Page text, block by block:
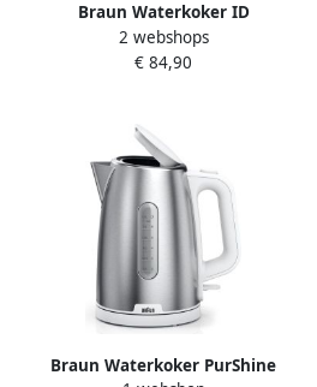
Braun Waterkoker ID
Collection WK 5115 WH 1 7 l
2 webshops
€ 84,90
Braun Waterkoker PurShine